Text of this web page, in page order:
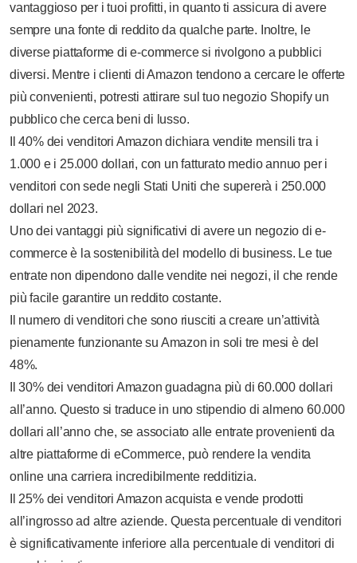
vantaggioso per i tuoi profitti, in quanto ti assicura di avere
sempre una fonte di reddito da qualche parte. Inoltre, le
diverse piattaforme di e-commerce si rivolgono a pubblici
diversi. Mentre i clienti di Amazon tendono a cercare le offerte
più convenienti, potresti attirare sul tuo negozio Shopify un
pubblico che cerca beni di lusso.
Il 40% dei venditori Amazon dichiara vendite mensili tra i
1.000 e i 25.000 dollari, con un fatturato medio annuo per i
venditori con sede negli Stati Uniti che supererà i 250.000
dollari nel 2023.
Uno dei vantaggi più significativi di avere un negozio di e-
commerce è la sostenibilità del modello di business. Le tue
entrate non dipendono dalle vendite nei negozi, il che rende
più facile garantire un reddito costante.
Il numero di venditori che sono riusciti a creare un’attività
pienamente funzionante su Amazon in soli tre mesi è del
48%.
Il 30% dei venditori Amazon guadagna più di 60.000 dollari
all’anno. Questo si traduce in uno stipendio di almeno 60.000
dollari all’anno che, se associato alle entrate provenienti da
altre piattaforme di eCommerce, può rendere la vendita
online una carriera incredibilmente redditizia.
Il 25% dei venditori Amazon acquista e vende prodotti
all’ingrosso ad altre aziende. Questa percentuale di venditori
è significativamente inferiore alla percentuale di venditori di